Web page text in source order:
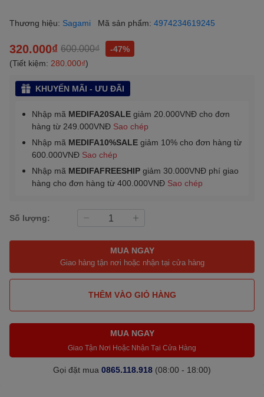
Thương hiệu: Sagami Mã sản phẩm: 4974234619245
320.000₫ 600.000₫
-47%
(Tiết kiệm: 280.000₫)
KHUYẾN MÃI - ƯU ĐÃI
Nhập mã MEDIFA20SALE giảm 20.000VNĐ cho đơn
hàng từ 249.000VNĐ Sao chép
Nhập mã MEDIFA10%SALE giảm 10% cho đơn hàng từ
600.000VNĐ Sao chép
Nhập mã MEDIFAFREESHIP giảm 30.000VNĐ phí giao
hàng cho đơn hàng từ 400.000VNĐ Sao chép
Số lượng:
MUA NGAY
Giao hàng tận nơi hoặc nhận tại cửa hàng
THÊM VÀO GIỎ HÀNG
MUA NGAY
Giao Tận Nơi Hoặc Nhận Tại Cửa Hàng
Gọi đặt mua 0865.118.918 (08:00 - 18:00)